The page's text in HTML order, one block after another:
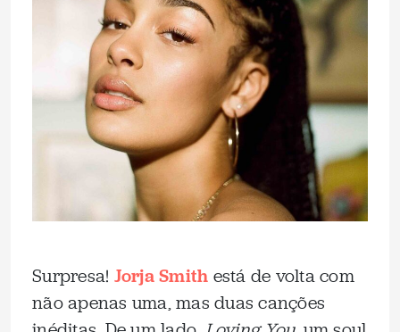
Surpresa! Jorja Smith está de volta com
não apenas uma, mas duas canções